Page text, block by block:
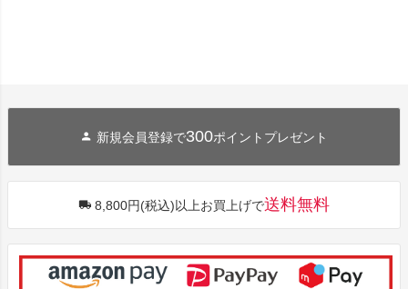
新規会員登録で300ポイントプレゼント
8,800円(税込)以上お買上げで送料無料